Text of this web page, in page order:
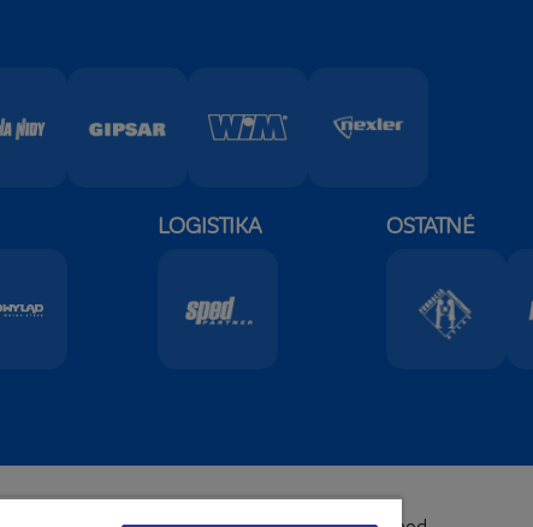
LOGISTIKA OSTATNÉ